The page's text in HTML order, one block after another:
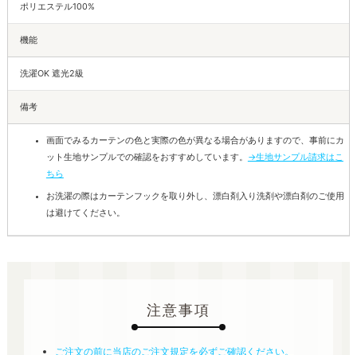
ポリエステル100%
機能
洗濯OK 遮光2級
備考
画面でみるカーテンの色と実際の色が異なる場合がありますので、事前にカ
ット生地サンプルでの確認をおすすめしています。 →生地サンプル請求はこ
ちら
お洗濯の際はカーテンフックを取り外し、漂白剤入り洗剤や漂白剤のご使用
は避けてください。
注意事項
ご注文の前に当店のご注文規定を必ずご確認ください。